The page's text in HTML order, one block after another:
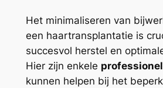
Het minimaliseren van
een haartransplantatie is
succesvol herstel en
Hier zijn enkele
kunnen helpen bij het